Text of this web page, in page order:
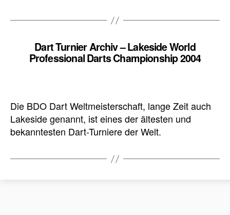
Dart Turnier Archiv – Lakeside World
Professional Darts Championship 2004
Die BDO Dart Weltmeisterschaft, lange Zeit auch
Lakeside genannt, ist eines der ältesten und
bekanntesten Dart-Turniere der Welt.